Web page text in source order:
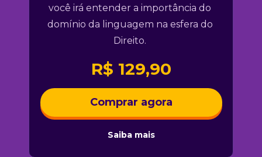
Saiba mais
Comprar agora
R$ 129,90
você irá entender a importância do
domínio da linguagem na esfera do
Direito.